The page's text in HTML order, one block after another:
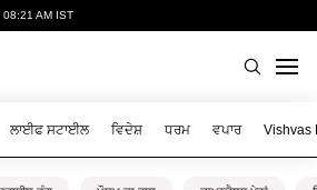
08:21 AM IST
ਲਾਈਫ ਸਟਾਈਲ ਵਿਦੇਸ਼ ਧਰਮ ਵਪਾਰ Vishvas